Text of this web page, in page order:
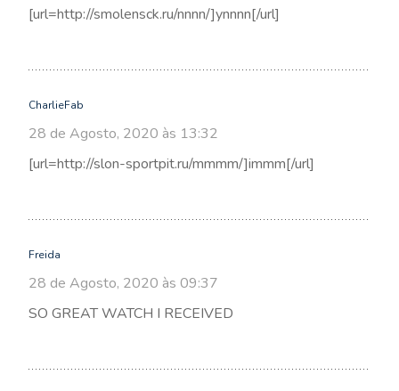
[url=http://smolensck.ru/nnnn/]ynnnn[/url]
CharlieFab
28 de Agosto, 2020 às 13:32
[url=http://slon-sportpit.ru/mmmm/]immm[/url]
Freida
28 de Agosto, 2020 às 09:37
SO GREAT WATCH I RECEIVED